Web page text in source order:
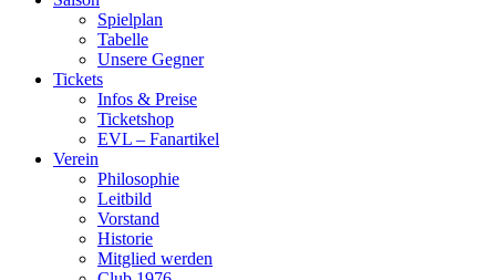
Spielplan
Tabelle
Unsere Gegner
Tickets
Infos & Preise
Ticketshop
EVL – Fanartikel
Verein
Philosophie
Leitbild
Vorstand
Historie
Mitglied werden